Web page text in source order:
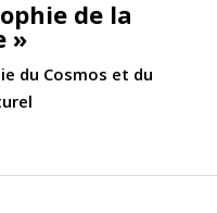
de la
»
du Cosmos et du